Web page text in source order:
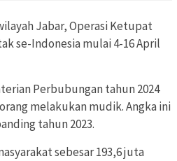
Jabar, Operasi Ketupat
se-Indonesia mulai 4-16 April
Perbubungan tahun 2024
melakukan mudik. Angka ini
tahun 2023.
sebesar 193,6 juta